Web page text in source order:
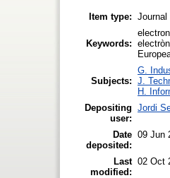
Item type: Journal
Keywords:
Subjects:
G.
J.
H.
Depositing
user:
Jordi
Date
deposited:
09 Jun
Last
modified:
02 Oct